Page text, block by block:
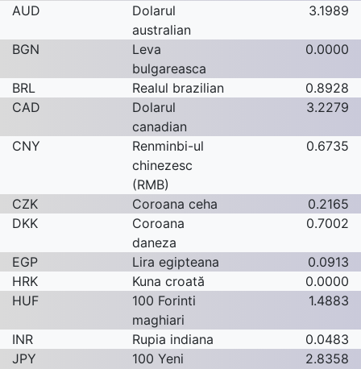
AUD
Dolarul
australian
3.1989
BGN
Leva
bulgareasca
0.0000
BRL Realul brazilian
0.8928
CAD
Dolarul
canadian
3.2279
CNY
Renminbi-ul
chinezesc
(RMB)
0.6735
CZK Coroana ceha
0.2165
DKK
Coroana
daneza
0.7002
EGP Lira egipteana
0.0913
HRK
Kuna croată
0.0000
HUF
100 Forinti
maghiari
1.4883
INR Rupia indiana
0.0483
JPY
100 Yeni
2.8358